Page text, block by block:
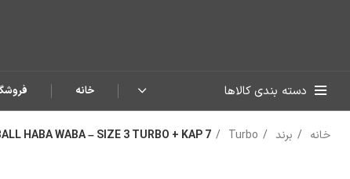
دسته بندی کالاها خانه
خانه برند Turbo
HABA WABA – SIZE 3 TURBO + KAP 7